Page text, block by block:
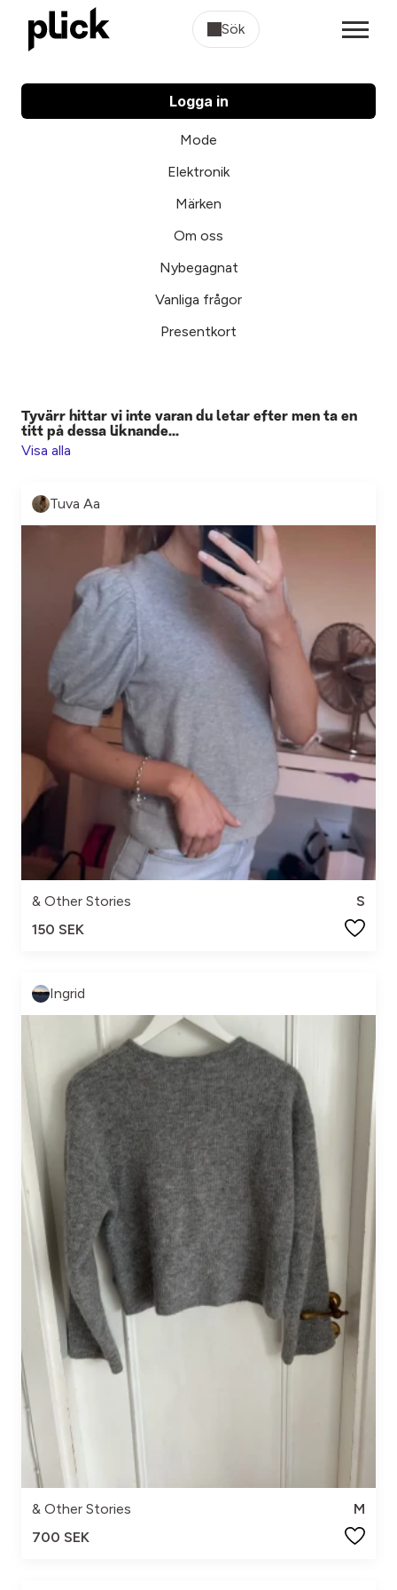
Sök
Logga in
Mode
Elektronik
Märken
Om oss
Nybegagnat
Vanliga frågor
Presentkort
Tyvärr hittar vi inte varan du letar efter men ta en
titt på dessa liknande...
Visa alla
Tuva Aa
& Other Stories
S
150 SEK
Ingrid
& Other Stories
M
700 SEK